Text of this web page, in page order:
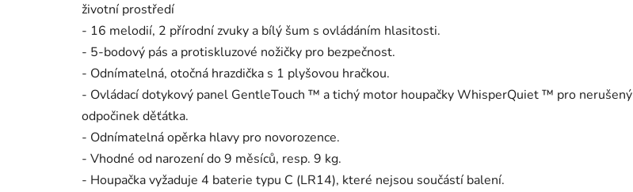
životní prostředí
- 16 melodií, 2 přírodní zvuky a bílý šum s ovládáním hlasitosti.
- 5-bodový pás a protiskluzové nožičky pro bezpečnost.
- Odnímatelná, otočná hrazdička s 1 plyšovou hračkou.
- Ovládací dotykový panel GentleTouch ™ a tichý motor houpačky WhisperQuiet ™ pro nerušený
odpočinek děťátka.
- Odnímatelná opěrka hlavy pro novorozence.
- Vhodné od narození do 9 měsíců, resp. 9 kg.
- Houpačka vyžaduje 4 baterie typu C (LR14), které nejsou součástí balení.